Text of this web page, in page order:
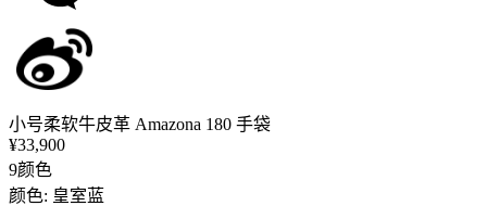
小号柔软牛皮革 Amazona 180 手袋
¥33,900
9颜色
颜色: 皇室蓝